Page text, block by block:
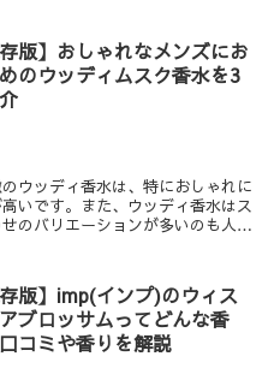
存版】おしゃれなメンズにお
のウッディムスク香水を3
ウッディ香水は、特におしゃれに
いです。また、ウッディ香水はス
のバリエーションが多いのも人気
存版】imp(インプ)のウィス
ブロッサムってどんな香
コミや香りを解説